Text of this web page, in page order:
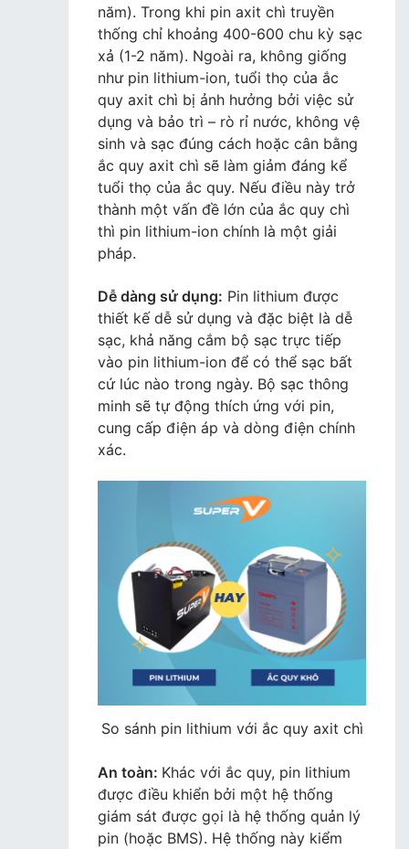
năm). Trong khi pin axit chì truyền
thống chỉ khoảng 400-600 chu kỳ sạc
xả (1-2 năm). Ngoài ra, không giống
như pin lithium-ion, tuổi thọ của ắc
quy axit chì bị ảnh hưởng bởi việc sử
dụng và bảo trì – rò rỉ nước, không vệ
sinh và sạc đúng cách hoặc cân bằng
ắc quy axit chì sẽ làm giảm đáng kể
tuổi thọ của ắc quy. Nếu điều này trở
thành một vấn đề lớn của ắc quy chì
thì pin lithium-ion chính là một giải
pháp.
Dễ dàng sử dụng: Pin lithium được
thiết kế dễ sử dụng và đặc biệt là dễ
sạc, khả năng cắm bộ sạc trực tiếp
vào pin lithium-ion để có thể sạc bất
cứ lúc nào trong ngày. Bộ sạc thông
minh sẽ tự động thích ứng với pin,
cung cấp điện áp và dòng điện chính
xác.
So sánh pin lithium với ắc quy axit chì
An toàn: Khác với ắc quy, pin lithium
được điều khiển bởi một hệ thống
giám sát được gọi là hệ thống quản lý
pin (hoặc BMS). Hệ thống này kiểm